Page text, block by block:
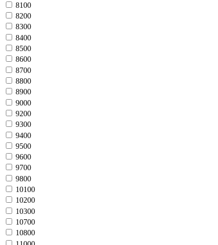
8100
8200
8300
8400
8500
8600
8700
8800
8900
9000
9200
9300
9400
9500
9600
9700
9800
10100
10200
10300
10700
10800